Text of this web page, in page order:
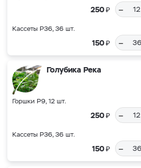
250₽ –
Кассеты Р36, 36 шт.
150₽ –
Голубика Река
Горшки Р9, 12 шт.
250₽ –
Кассеты Р36, 36 шт.
150₽ –